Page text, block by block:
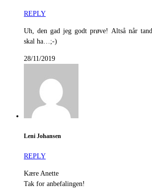
REPLY
Uh, den gad jeg godt prøve! Altså når
skal ha…;-)
28/11/2019
Leni Johansen
REPLY
Kære Anette
Tak for anbefalingen!